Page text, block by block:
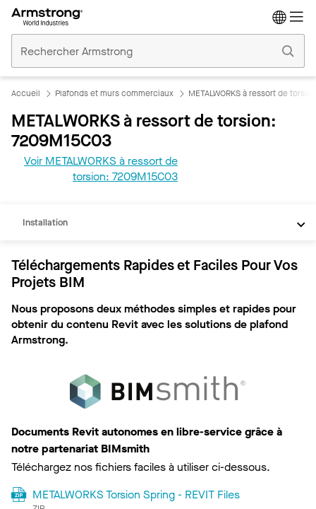
Plafonds
Commerciaux
Accueil Plafonds et murs commerciaux METALWORKS à ressort de torsion
METALWORKS à ressort de torsion:
7209M15C03
Voir METALWORKS à ressort de
torsion: 7209M15C03
Installation
Téléchargements Rapides et Faciles Pour Vos
Projets BIM
Nous proposons deux méthodes simples et rapides pour
obtenir du contenu Revit avec les solutions de plafond
Armstrong.
Documents Revit autonomes en libre-service grâce à
notre partenariat BIMsmith
Téléchargez nos fichiers faciles à utiliser ci-dessous.
METALWORKS Torsion Spring - REVIT Files